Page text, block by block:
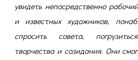
увидеть непосредственно
и известных художников,
спросить совета,
творчества и созидания. Они